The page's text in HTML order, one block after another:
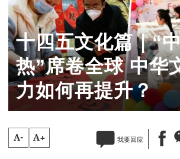
十四五文化篇｜“
热”席卷全球 中华
力如何再提升？
A- A+ 我要回应